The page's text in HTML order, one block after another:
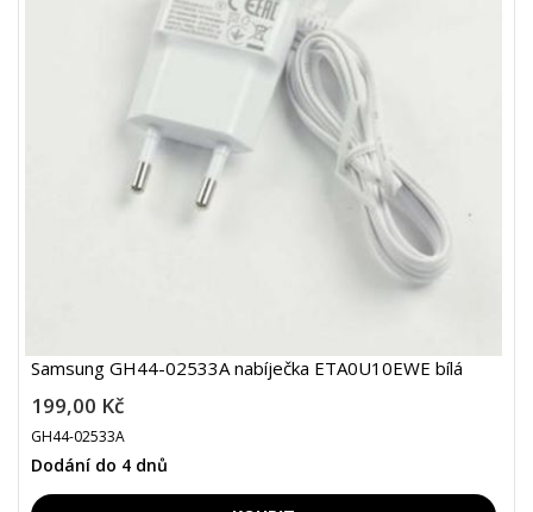
Samsung GH44-02533A nabíječka ETA0U10EWE bílá
199,00 Kč
GH44-02533A
Dodání do 4 dnů